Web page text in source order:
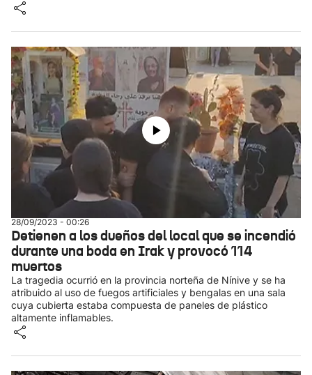
28/09/2023 - 00:26
Detienen a los dueños del local que se incendió
durante una boda en Irak y provocó 114
muertos
La tragedia ocurrió en la provincia norteña de Nínive y se ha
atribuido al uso de fuegos artificiales y bengalas en una sala
cuya cubierta estaba compuesta de paneles de plástico
altamente inflamables.